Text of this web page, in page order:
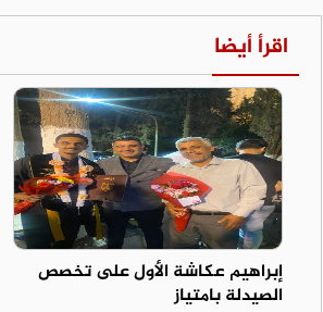
اقرأ أيضا
إبراهيم عكاشة الأول على تخصص
الصيدلة بامتياز